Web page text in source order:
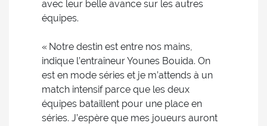
avec leur belle avance sur les autres
équipes.
« Notre destin est entre nos mains,
indique l’entraîneur Younes Bouida. On
est en mode séries et je m’attends à un
match intensif parce que les deux
équipes bataillent pour une place en
séries. J’espère que mes joueurs auront